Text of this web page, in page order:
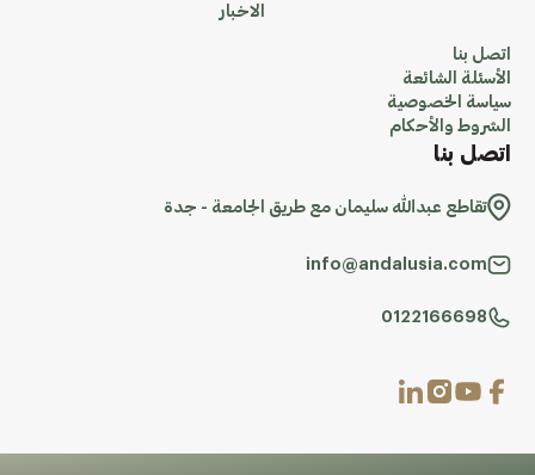
الاخبار
اتصل بنا
الأسئلة الشائعة
سياسة الخصوصية
الشروط والأحكام
اتصل بنا
تقاطع عبدالله سليمان مع طريق الجامعة - جدة
info@andalusia.com
0122166698